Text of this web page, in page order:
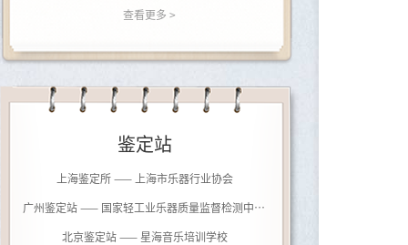
查看更多 >
鉴定站
上海鉴定所 —— 上海市乐器行业协会
广州鉴定站 —— 国家轻工业乐器质量监督检测中心（广州）
北京鉴定站 —— 星海音乐培训学校